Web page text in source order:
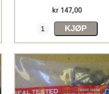
kr 147,00
KJØP